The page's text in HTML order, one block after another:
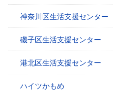
神奈川区生活支援センター
磯子区生活支援センター
港北区生活支援センター
ハイツかもめ